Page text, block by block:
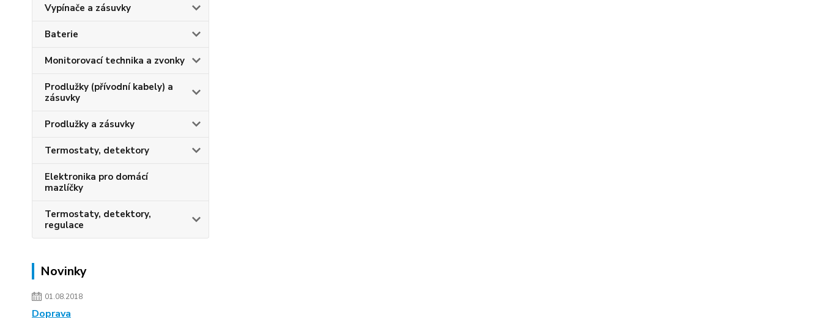
Vypínače a zásuvky
Baterie
Monitorovací technika a zvonky
Prodlužky (přívodní kabely) a
zásuvky
Prodlužky a zásuvky
Termostaty, detektory
Elektronika pro domácí
mazlíčky
Termostaty, detektory,
regulace
Novinky
01.08.2018
Doprava